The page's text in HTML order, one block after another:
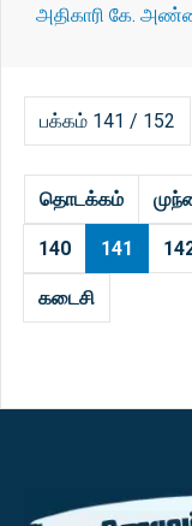
அதிகாரி கே.
பக்கம் 141 / 152
தொடக்கம்
140 141
கடைசி